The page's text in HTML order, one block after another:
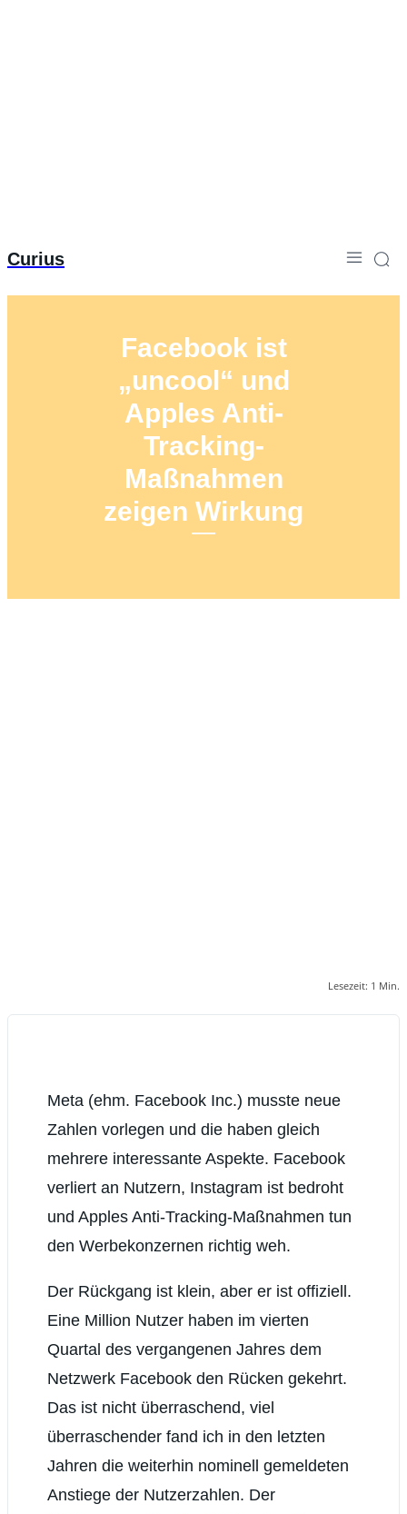
Curius
Facebook ist
„uncool“ und
Apples Anti-
Tracking-
Maßnahmen
zeigen Wirkung
Lesezeit: 1 Min.
Meta (ehm. Facebook Inc.) musste neue
Zahlen vorlegen und die haben gleich
mehrere interessante Aspekte. Facebook
verliert an Nutzern, Instagram ist bedroht
und Apples Anti-Tracking-Maßnahmen tun
den Werbekonzernen richtig weh.
Der Rückgang ist klein, aber er ist offiziell.
Eine Million Nutzer haben im vierten
Quartal des vergangenen Jahres dem
Netzwerk Facebook den Rücken gekehrt.
Das ist nicht überraschend, viel
überraschender fand ich in den letzten
Jahren die weiterhin nominell gemeldeten
Anstiege der Nutzerzahlen. Der